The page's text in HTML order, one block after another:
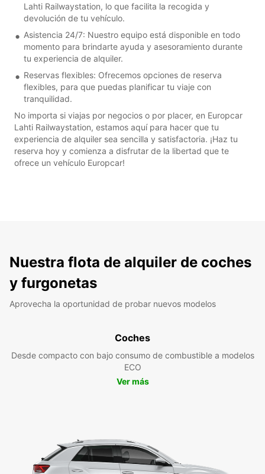
Lahti Railwaystation, lo que facilita la recogida y
devolución de tu vehículo.
Asistencia 24/7: Nuestro equipo está disponible en todo
momento para brindarte ayuda y asesoramiento durante
tu experiencia de alquiler.
Reservas flexibles: Ofrecemos opciones de reserva
flexibles, para que puedas planificar tu viaje con
tranquilidad.
No importa si viajas por negocios o por placer, en Europcar
Lahti Railwaystation, estamos aquí para hacer que tu
experiencia de alquiler sea sencilla y satisfactoria. ¡Haz tu
reserva hoy y comienza a disfrutar de la libertad que te
ofrece un vehículo Europcar!
Nuestra flota de alquiler de coches
y furgonetas
Aprovecha la oportunidad de probar nuevos modelos
Coches
Desde compacto con bajo consumo de combustible a modelos
ECO
Ver más